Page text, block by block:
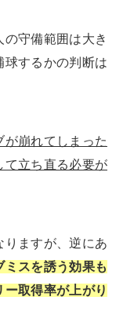
守備範囲は大き
球するかの判断は
崩れてしまった
て立ち直る必要が
りますが、逆にあ
ミスを誘う効果も
取得率が上がり